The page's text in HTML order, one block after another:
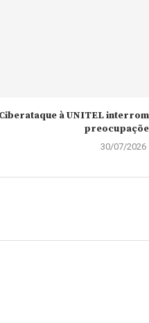
Ciberataque à UNITEL
30/07/2026